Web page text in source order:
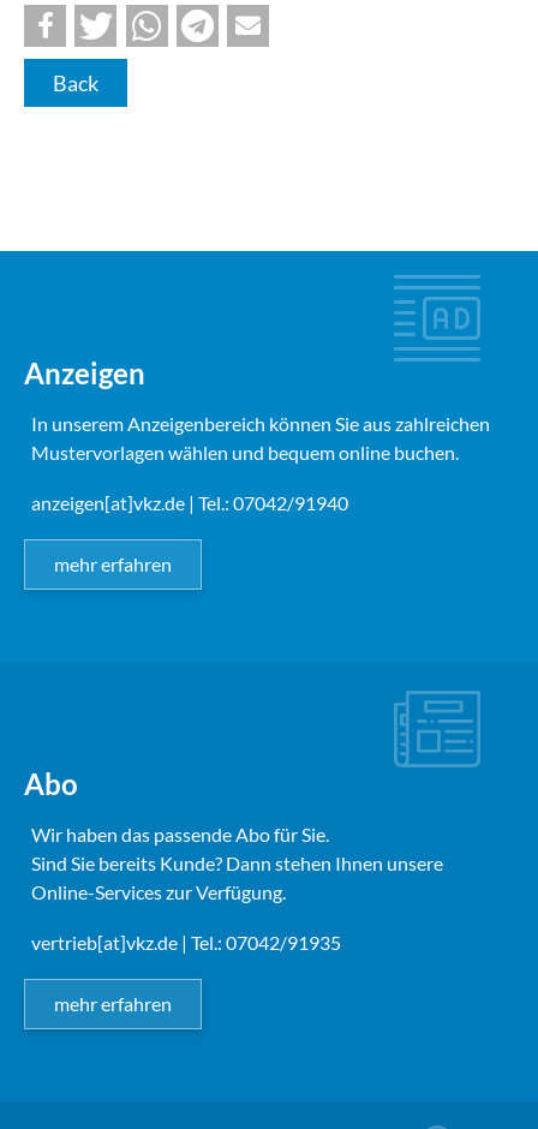
Back
Anzeigen
In unserem Anzeigenbereich können Sie aus zahlreichen
Mustervorlagen wählen und bequem online buchen.
anzeigen[at]vkz.de | Tel.: 07042/91940
mehr erfahren
Abo
Wir haben das passende Abo für Sie.
Sind Sie bereits Kunde? Dann stehen Ihnen unsere
Online-Services zur Verfügung.
vertrieb[at]vkz.de | Tel.: 07042/91935
mehr erfahren